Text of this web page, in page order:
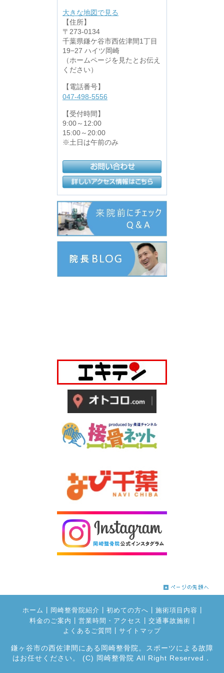
大きな地図で見る
【住所】
〒273-0134
千葉県鎌ケ谷市西佐津間1丁目
19−27 ハイツ岡崎
（ホームページを見たとお伝え
ください）
【電話番号】
047-498-5556
【受付時間】
9:00～12:00
15:00～20:00
※土日は午前のみ
ホーム 岡崎整骨院紹介 初めての方へ 施術項目内容
料金のご案内
営業時間・アクセス 交通事故施術
よくあるご質問
サイトマップ
鎌ヶ谷市の西佐津間にある岡崎整骨院。スポーツによる故障
はお任せください。 (C) 岡崎整骨院 All Right Reserved．